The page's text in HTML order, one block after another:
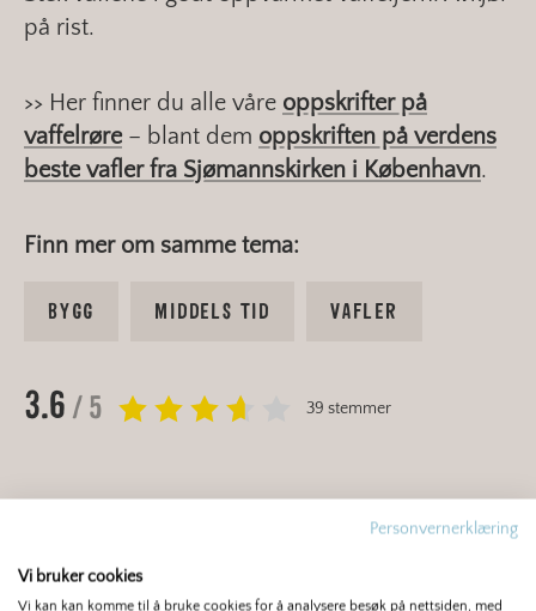
på rist.
>> Her finner du alle våre oppskrifter på
vaffelrøre– blant dem oppskriften på verdens
beste vafler fra Sjømannskirken i København.
Finn mer om samme tema:
BYGG MIDDELS TID VAFLER
3.6 / 5 39 stemmer
Du er kanskje interessert i dette også?
Personvernerklæring
Vi bruker cookies
Vi kan kan komme til å bruke cookies for å analysere besøk på nettsiden, med